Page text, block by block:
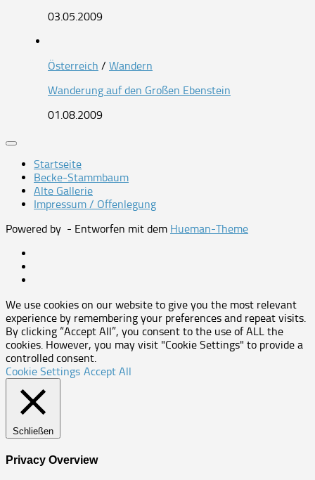
03.05.2009
Österreich / Wandern
Wanderung auf den Großen Ebenstein
01.08.2009
Startseite
Becke-Stammbaum
Alte Gallerie
Impressum / Offenlegung
Powered by - Entworfen mit dem Hueman-Theme
We use cookies on our website to give you the most relevant
experience by remembering your preferences and repeat visits.
By clicking “Accept All”, you consent to the use of ALL the
cookies. However, you may visit "Cookie Settings" to provide a
controlled consent.
Cookie Settings Accept All
Schließen
Privacy Overview